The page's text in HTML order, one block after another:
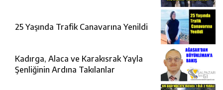
25 Yaşında Trafik Canavarına Yenildi
Kadırga, Alaca ve Karakısrak Yayla
Şenliğinin Ardına Takılanlar